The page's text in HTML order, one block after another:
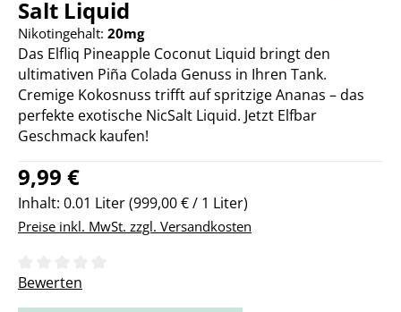
Salt Liquid
Nikotingehalt: 20mg
Das Elfliq Pineapple Coconut Liquid bringt den
ultimativen Piña Colada Genuss in Ihren Tank.
Cremige Kokosnuss trifft auf spritzige Ananas – das
perfekte exotische NicSalt Liquid. Jetzt Elfbar
Geschmack kaufen!
Regulärer Preis:
9,99 €
Inhalt: 0.01 Liter(999,00 € / 1 Liter)
Preise inkl. MwSt. zzgl. Versandkosten
Durchschnittliche Bewertung von 0 von 5 Sternen
Bewerten